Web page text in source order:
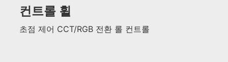
컨트롤 휠
초점 제어 CCT/RGB 전환 롤 컨트롤